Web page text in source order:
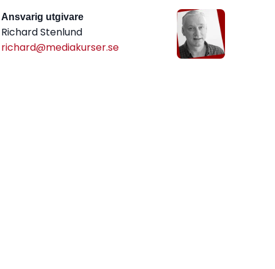
Ansvarig utgivare
Richard Stenlund
richard@mediakurser.se